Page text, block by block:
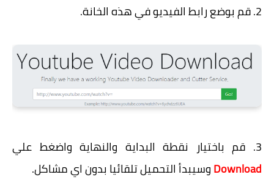
2. قم بوضع رابط الفيديو في هذه الخانة.
3. قم باختيار نقطة البداية والنهاية واضغط علي
Downloadوسيبدأ التحميل تلقائيا بدون اي مشاكل.